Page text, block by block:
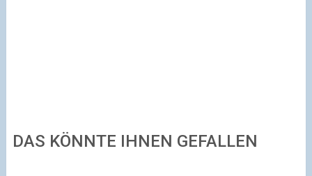
DAS KÖNNTE IHNEN GEFALLEN